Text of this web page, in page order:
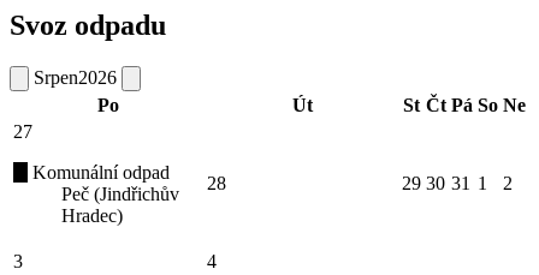
Svoz odpadu
Srpen2026
Po
Út St Čt Pá So Ne
27
Komunální odpad
Peč (Jindřichův
Hradec)
28 29 30 31 1 2
3
4